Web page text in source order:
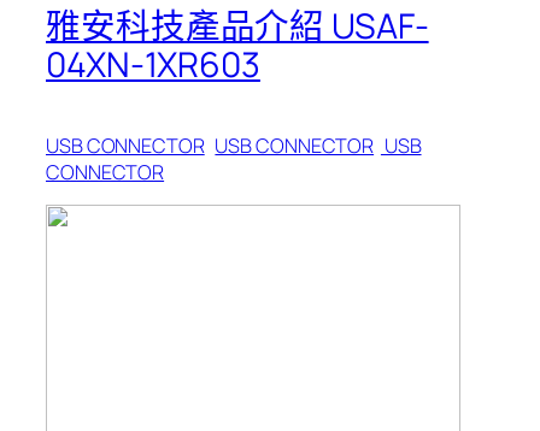
雅安科技產品介紹 USAF-
04XN-1XR603
USB CONNECTOR USB CONNECTOR USB
CONNECTOR